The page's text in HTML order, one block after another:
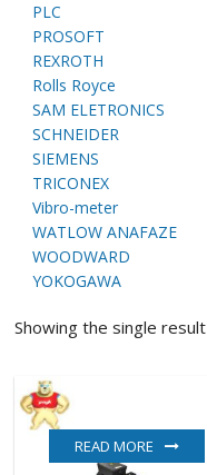
PLC
PROSOFT
REXROTH
Rolls Royce
SAM ELETRONICS
SCHNEIDER
SIEMENS
TRICONEX
Vibro-meter
WATLOW ANAFAZE
WOODWARD
YOKOGAWA
Showing the single result
READ MORE